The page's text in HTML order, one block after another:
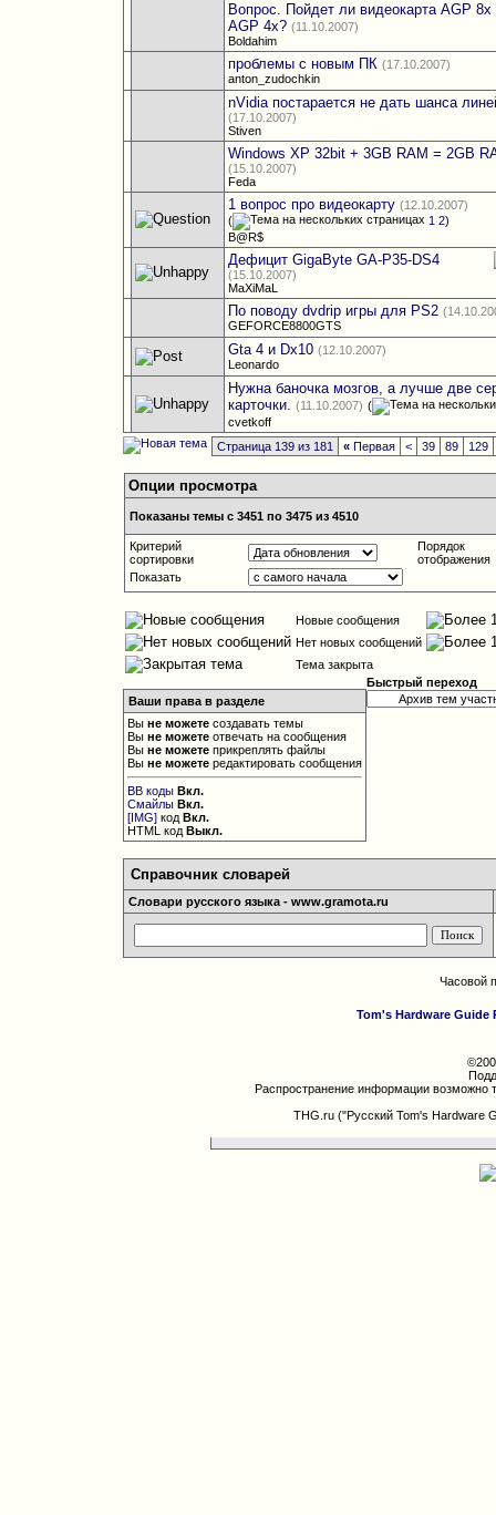
Вопрос. Пойдет ли видеокарта AGP
AGP 4x? (11.10.2007)
Boldahim
проблемы с новым ПК (17.10.2007)
anton_zudochkin
nVidia постарается не дать шанса
(17.10.2007)
Stiven
Windows XP 32bit + 3GB RAM = 2GB
(15.10.2007)
Feda
1 вопрос про видеокарту (12.10.2007)
(
1 2)
B@R$
Дефицит GigaByte GA-P35-DS4
(15.10.2007)
MaXiMaL
По поводу dvdrip игры для PS2
GEFORCE8800GTS
Gta 4 и Dx10 (12.10.2007)
Leonardo
Нужна баночка мозгов, а лучше две
карточки. (11.10.2007) (
cvetkoff
Страница 139 из 181
« Первая < 39 89 129
Опции просмотра
Показаны темы с 3451 по 3475 из 4510
Критерий
сортировки
Порядок
отображения
Показать
Новые сообщения
Нет новых сообщений
Тема закрыта
Ваши права в разделе
Выне можете создавать темы
Выне можете отвечать на сообщения
Выне можете прикреплять файлы
Выне можете редактировать сообщения
BB коды Вкл.
Смайлы Вкл.
[IMG] кодВкл.
HTML кодВыкл.
Быстрый переход
Справочник словарей
Словари русского языка - www.gramota.ru
Часовой
Tom's Hardware Guide
Распространение информации возможно
THG.ru ("Русский Tom's Hardware